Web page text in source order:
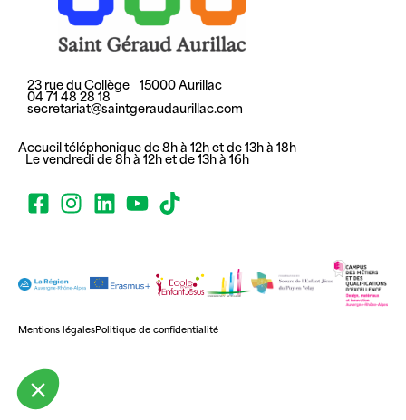
23 rue du Collège 15000 Aurillac
04 71 48 28 18
secretariat@saintgeraudaurillac.com
Accueil téléphonique de 8h à 12h et de 13h à 18h
Le vendredi de 8h à 12h et de 13h à 16h
Mentions légalesPolitique de confidentialité